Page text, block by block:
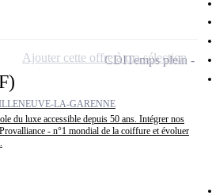
LA-GARENNE
du luxe accessible depuis 50 ans. Intégrer nos
- n°1 mondial de la coiffure et évoluer
CDITemps plein
Ajouter cette offre à ma sélection